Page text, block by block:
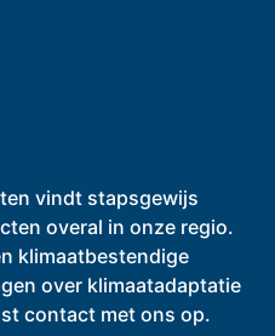
vindt stapsgewijs
overal in onze regio.
klimaatbestendige
over klimaatadaptatie
contact met ons op.